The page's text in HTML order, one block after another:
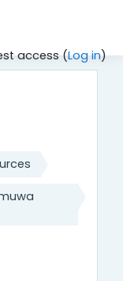
access (Log in)